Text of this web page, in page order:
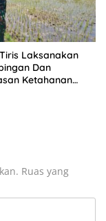
Laksanakan
Dan
Ketahanan
Ruas yang